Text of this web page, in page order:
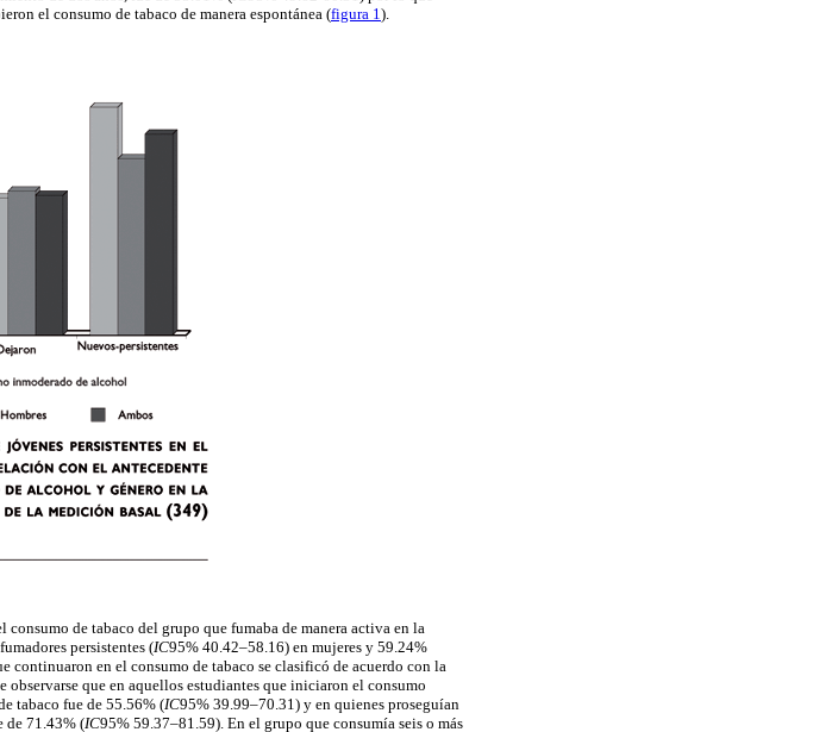
el consumo de tabaco de manera espontánea (figura 1).
de tabaco del grupo que fumaba de manera activa en la
persistentes (IC95% 40.42–58.16) en mujeres y 59.24%
en el consumo de tabaco se clasificó de acuerdo con la
que en aquellos estudiantes que iniciaron el consumo
tabaco fue de 55.56% (IC95% 39.99–70.31) y en quienes proseguían
de 71.43% (IC95% 59.37–81.59). En el grupo que consumía seis o más